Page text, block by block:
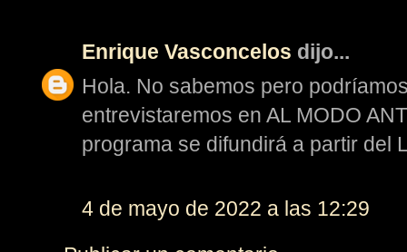
Enrique Vasconcelos dijo...
Hola. No sabemos pero
entrevistaremos en AL MODO
programa se difundirá a partir del
4 de mayo de 2022 a las 12:29